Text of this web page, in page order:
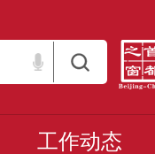
工作动态